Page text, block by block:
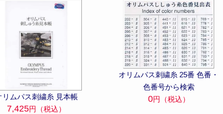
リムパス刺繍糸 見本帳
7,425円（税込）
オリムパス刺繍糸 25番 色番・
色番号から検索
0円（税込）